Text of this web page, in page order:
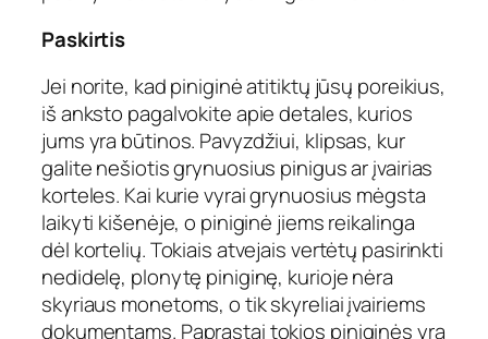
Paskirtis
Jei norite, kad piniginė atitiktų jūsų poreikius,
iš anksto pagalvokite apie detales, kurios
jums yra būtinos. Pavyzdžiui, klipsas, kur
galite nešiotis grynuosius pinigus ar įvairias
korteles. Kai kurie vyrai grynuosius mėgsta
laikyti kišenėje, o piniginė jiems reikalinga
dėl kortelių. Tokiais atvejais vertėtų pasirinkti
nedidelę, plonytę piniginę, kurioje nėra
skyriaus monetoms, o tik skyreliai įvairiems
dokumentams. Paprastai tokios piniginės yra